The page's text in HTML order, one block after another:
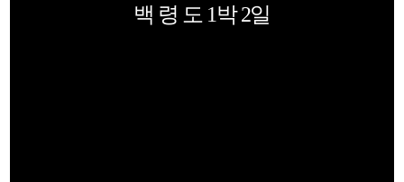
백 령 도 1박 2일